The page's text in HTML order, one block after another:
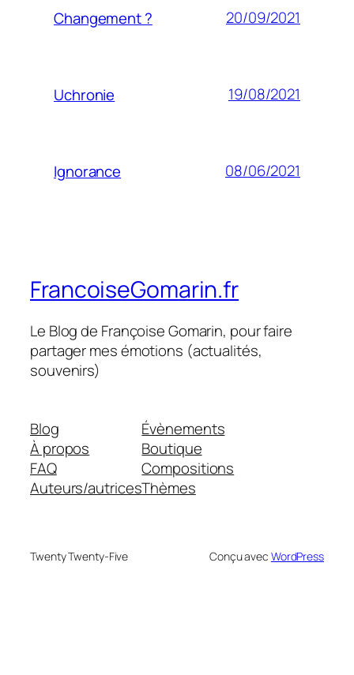
Changement ? 20/09/2021
Uchronie 19/08/2021
Ignorance 08/06/2021
FrancoiseGomarin.fr
Le Blog de Françoise Gomarin, pour faire
partager mes émotions (actualités,
souvenirs)
Blog
À propos
FAQ
Auteurs/autrices
Évènements
Boutique
Compositions
Thèmes
Twenty Twenty-Five Conçu avec WordPress